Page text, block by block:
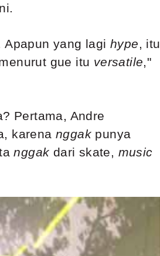
Apapun yang lagihype, itu
gue itu versatile,"
Pertama, Andre
karenanggak punya
nggak dari skate, music